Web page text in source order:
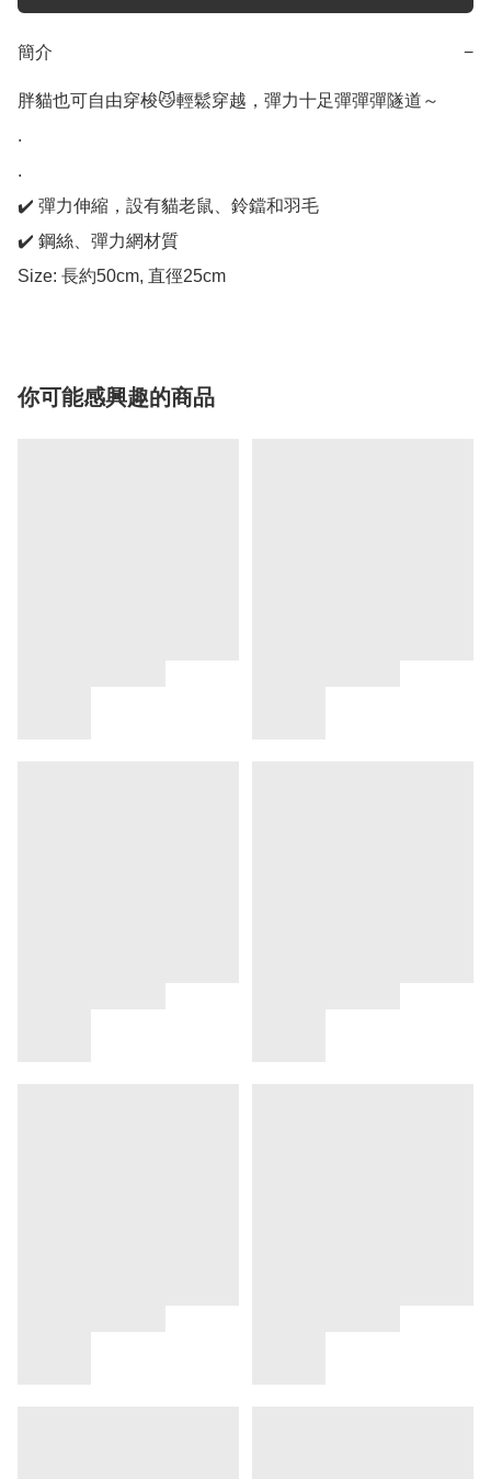
簡介 −
胖貓也可自由穿梭😼輕鬆穿越，彈力十足彈彈彈隧道～
.
.
✔️ 彈力伸縮，設有貓老鼠、鈴鐺和羽毛
✔️ 鋼絲、彈力網材質
Size: 長約50cm, 直徑25cm
你可能感興趣的商品